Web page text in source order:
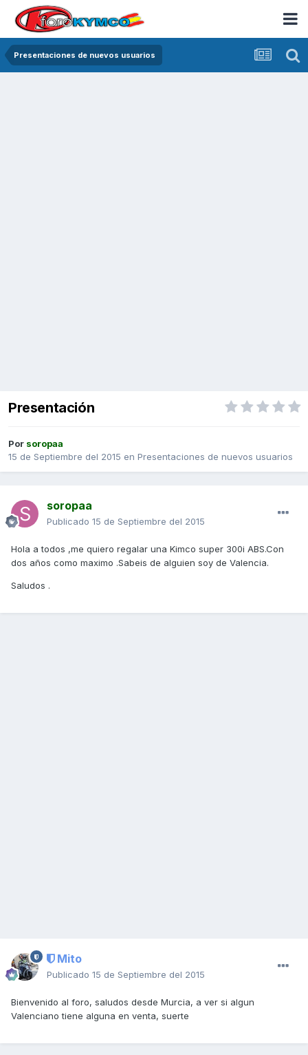
Presentaciones de nuevos usuarios
Presentación
Por soropaa
15 de Septiembre del 2015 en Presentaciones de nuevos usuarios
soropaa
Publicado 15 de Septiembre del 2015
Hola a todos ,me quiero regalar una Kimco super 300i ABS.Con
dos años como maximo .Sabeis de alguien soy de Valencia.
Saludos .
Mito
Publicado 15 de Septiembre del 2015
Bienvenido al foro, saludos desde Murcia, a ver si algun
Valenciano tiene alguna en venta, suerte